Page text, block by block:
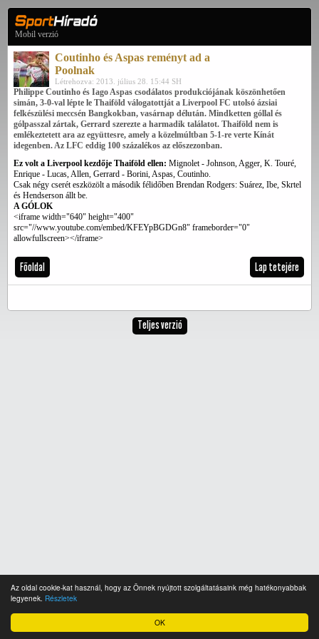
OK
Az oldal cookie-kat használ, hogy az Önnek nyújtott szolgáltatásaink még hatékonyabbak
legyenek. Részletek
Mobil verzió
Coutinho és Aspas reményt ad a
Poolnak
Létrehozva: 2013. július 28. 15:44 SH
Philippe Coutinho és Iago Aspas csodálatos produkciójának köszönhetően
simán, 3-0-val lépte le Thaiföld válogatottját a Liverpool FC utolsó ázsiai
felkészülési meccsén Bangkokban, vasárnap délután. Mindketten góllal és
gólpasszal zártak, Gerrard szerezte a harmadik találatot. Thaiföld nem is
emlékeztetett ara az együttesre, amely a közelmúltban 5-1-re verte Kínát
idegenben. Az LFC eddig 100 százalékos az előszezonban.
Ez volt a Liverpool kezdője Thaiföld ellen: Mignolet - Johnson, Agger, K. Touré,
Enrique - Lucas, Allen, Gerrard - Borini, Aspas, Coutinho.
Csak négy cserét eszközölt a második félidőben Brendan Rodgers: Suárez, Ibe, Skrtel
és Hendserson állt be.
A GÓLOK
<iframe width="640" height="400"
src="//www.youtube.com/embed/KFEYpBGDGn8" frameborder="0"
allowfullscreen></iframe>
Főoldal Lap tetejére
Teljes verzió